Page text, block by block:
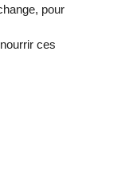
pour
ces